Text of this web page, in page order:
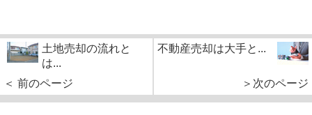
土地売却の流れと
は...
＜ 前のページ
不動産売却は大手と...
＞次のページ